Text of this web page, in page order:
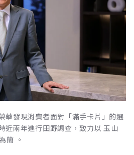
華發現消費者面對「滿手卡片」的選
近兩年進行田野調查，致力以 玉山
簡 。